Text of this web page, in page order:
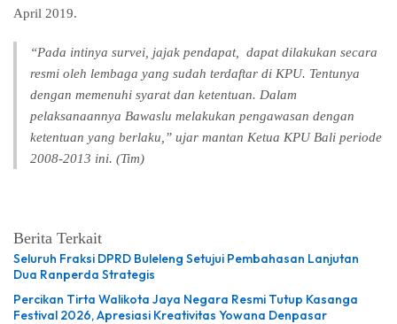
April 2019.
“Pada intinya survei, jajak pendapat, dapat dilakukan secara
resmi oleh lembaga yang sudah terdaftar di KPU. Tentunya
dengan memenuhi syarat dan ketentuan. Dalam
pelaksanaannya Bawaslu melakukan pengawasan dengan
ketentuan yang berlaku,” ujar mantan Ketua KPU Bali periode
2008-2013 ini. (Tim)
Berita Terkait
Seluruh Fraksi DPRD Buleleng Setujui Pembahasan Lanjutan
Dua Ranperda Strategis
Percikan Tirta Walikota Jaya Negara Resmi Tutup Kasanga
Festival 2026, Apresiasi Kreativitas Yowana Denpasar